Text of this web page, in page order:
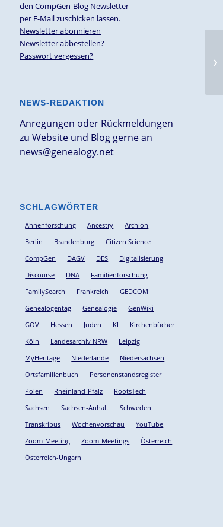
den CompGen-Blog Newsletter
per E-Mail zuschicken lassen.
Newsletter abonnieren
Newsletter abbestellen?
Passwort vergessen?
NEWS-REDAKTION
Anregungen oder Rückmeldungen
zu Website und Blog gerne an
news@genealogy.net
SCHLAGWÖRTER
Ahnenforschung Ancestry
Archion
Berlin
Brandenburg
Citizen Science
CompGen
DAGV DES
Digitalisierung
Discourse
DNA
Familienforschung
FamilySearch
Frankreich
GEDCOM
Genealogentag
Genealogie
GenWiki
GOV
Hessen Juden KI
Kirchenbücher
Köln
Landesarchiv NRW
Leipzig
MyHeritage
Niederlande
Niedersachsen
Ortsfamilienbuch
Personenstandsregister
Polen
Rheinland-Pfalz
RootsTech
Sachsen
Sachsen-Anhalt
Schweden
Transkribus
Wochenvorschau
YouTube
Zoom-Meeting
Zoom-Meetings
Österreich
Österreich-Ungarn